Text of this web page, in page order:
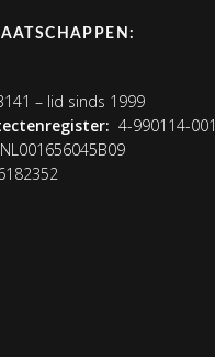
– lid sinds 1999
4-990114-001
NL001656045B09